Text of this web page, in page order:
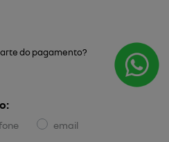
do pagamento?
email